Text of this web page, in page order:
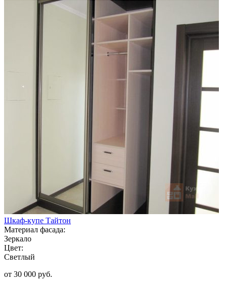
Шкаф-купе Тайтон
Материал фасада:
Зеркало
Цвет:
Светлый
от 30 000 руб.